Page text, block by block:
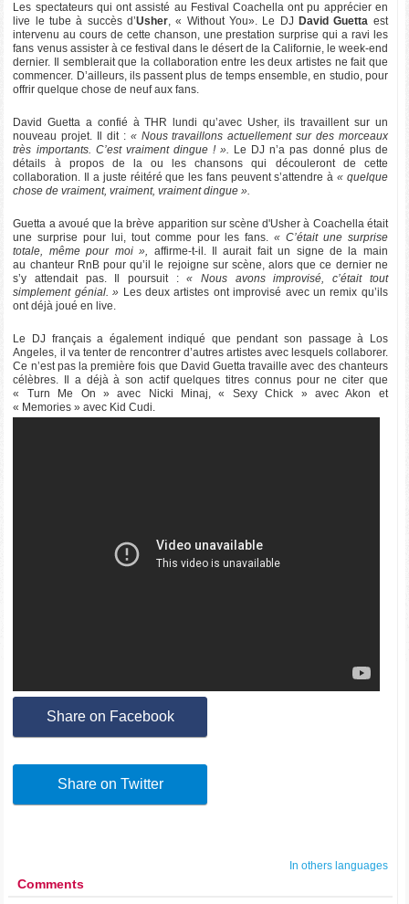
Les spectateurs qui ont assisté au Festival Coachella ont pu apprécier en
live le tube à succès d’Usher, « Without You». Le DJ David Guetta est
intervenu au cours de cette chanson, une prestation surprise qui a ravi les
fans venus assister à ce festival dans le désert de la Californie, le week-end
dernier. Il semblerait que la collaboration entre les deux artistes ne fait que
commencer. D’ailleurs, ils passent plus de temps ensemble, en studio, pour
offrir quelque chose de neuf aux fans.
David Guetta a confié à THR lundi qu’avec Usher, ils travaillent sur un
nouveau projet. Il dit : « Nous travaillons actuellement sur des morceaux
très importants. C’est vraiment dingue ! ». Le DJ n’a pas donné plus de
détails à propos de la ou les chansons qui découleront de cette
collaboration. Il a juste réitéré que les fans peuvent s’attendre à « quelque
chose de vraiment, vraiment, vraiment dingue ».
Guetta a avoué que la brève apparition sur scène d'Usher à Coachella était
une surprise pour lui, tout comme pour les fans. « C’était une surprise
totale, même pour moi », affirme-t-il. Il aurait fait un signe de la main
au chanteur RnB pour qu’il le rejoigne sur scène, alors que ce dernier ne
s’y attendait pas. Il poursuit :« Nous avons improvisé, c’était tout
simplement génial. » Les deux artistes ont improvisé avec un remix qu’ils
ont déjà joué en live.
Le DJ français a également indiqué que pendant son passage à Los
Angeles, il va tenter de rencontrer d’autres artistes avec lesquels collaborer.
Ce n’est pas la première fois que David Guetta travaille avec des chanteurs
célèbres. Il a déjà à son actif quelques titres connus pour ne citer que
« Turn Me On » avec Nicki Minaj, « Sexy Chick » avec Akon et
« Memories » avec Kid Cudi.
Share on Facebook
Share on Twitter
In others languages
Comments